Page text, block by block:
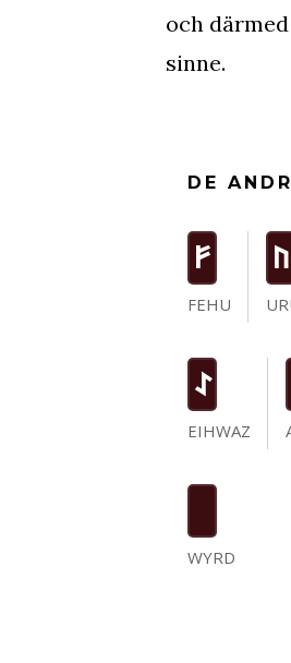
och
sinne.
DE
F
FEHU
U
I
EIHWAZ
WYRD